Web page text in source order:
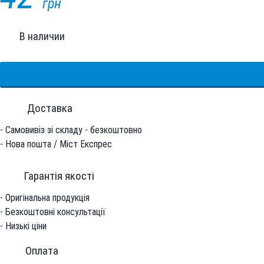
В наличии
Доставка
- Самовивіз зі складу - безкоштовно
- Нова пошта / Міст Експрес
Гарантiя якостi
- Оригінальна продукція
- Безкоштовні консультації
- Низькі ціни
Оплата